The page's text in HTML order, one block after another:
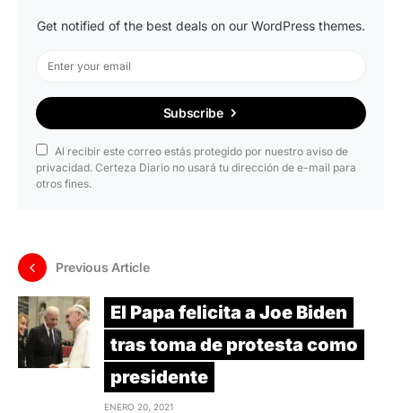
Get notified of the best deals on our WordPress themes.
Subscribe
Al recibir este correo estás protegido por nuestro aviso de
privacidad. Certeza Diario no usará tu dirección de e-mail para
otros fines.
Previous Article
El Papa felicita a Joe Biden
tras toma de protesta como
presidente
ENERO 20, 2021